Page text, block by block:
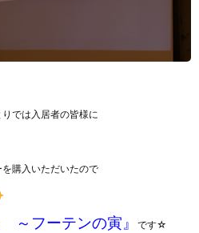
では入居者の皆様に
購入いただいたので
～フーテンの寅』 です☆